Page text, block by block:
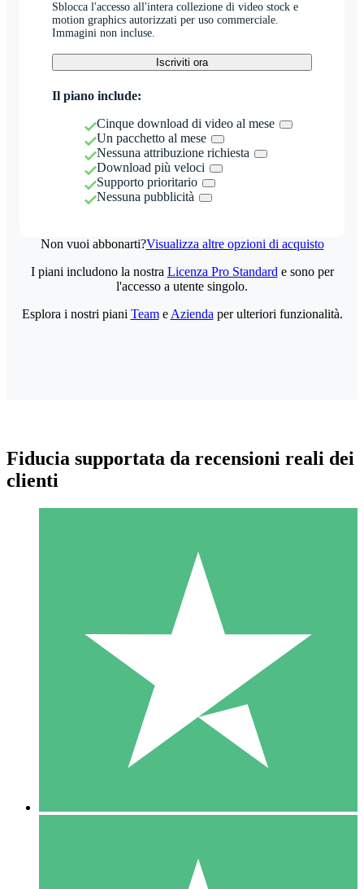
Sblocca l'accesso all'intera collezione di video stock e
motion graphics autorizzati per uso commerciale.
Immagini non incluse.
Iscriviti ora
Il piano include:
Cinque download di video al mese
Un pacchetto al mese
Nessuna attribuzione richiesta
Download più veloci
Supporto prioritario
Nessuna pubblicità
Non vuoi abbonarti?Visualizza altre opzioni di acquisto
Pacchetti di Crediti Individuali
Paga a consumo con crediti di download. Nessun impegno
1 Download
10
US$1500
10 Download
I piani includono la nostra Licenza Pro Standard e sono per
l'accesso a utente singolo.
Esplora i nostri piani Teame Azienda per ulteriori funzionalità.
Fiducia supportata da recensioni reali dei
clienti